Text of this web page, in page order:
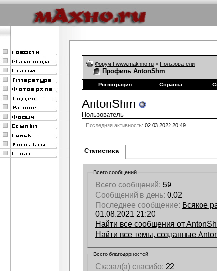
Форум | www.makhno.ru > Пользователи
Профиль AntonShm
Регистрация Справка
AntonShm
Пользователь
Последняя активность: 02.03.2022 20:49
Статистика
Всего сообщений
Всего сообщений: 59
Сообщений в день: 0.02
Последнее сообщение: Всякое
01.08.2021 21:20
Найти все сообщения от
Найти все темы, созданные
Всего благодарностей
Сказал(а) спасибо: 22